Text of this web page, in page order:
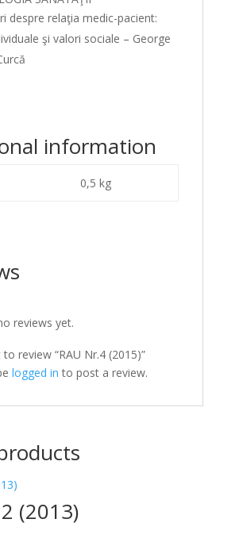
despre relaţia medic-pacient:
şi valori sociale – George
information
0,5 kg
reviews yet.
review “RAU Nr.4 (2015)”
logged in to post a review.
(2013)